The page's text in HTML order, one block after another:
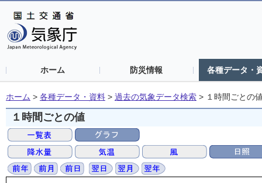
ホーム 防災情報 各種データ・
ホーム > 各種データ・資料 > 過去の気象データ検索 > １時間ごとの
１時間ごとの値